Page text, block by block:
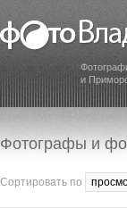
и
Фотографы и
Сортировать по